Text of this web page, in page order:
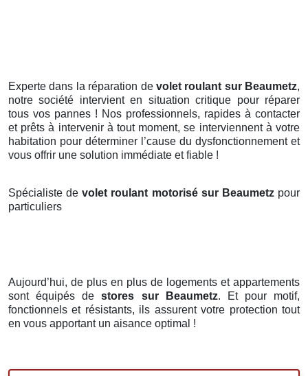
Experte dans la réparation de volet roulant sur Beaumetz,
notre société intervient en situation critique pour réparer
tous vos pannes ! Nos professionnels, rapides à contacter
et prêts à intervenir à tout moment, se interviennent à votre
habitation pour déterminer l’cause du dysfonctionnement et
vous offrir une solution immédiate et fiable !
Spécialiste devolet roulant motorisé sur Beaumetz pour
particuliers
Aujourd’hui, de plus en plus de logements et appartements
sont équipés destores sur Beaumetz. Et pour motif,
fonctionnels et résistants, ils assurent votre protection tout
en vous apportant un aisance optimal !